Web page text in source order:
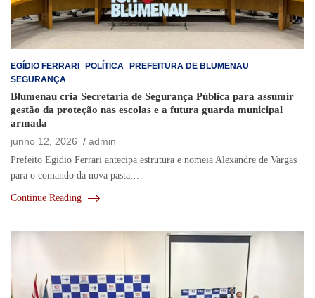
EGÍDIO FERRARI POLÍTICA PREFEITURA DE BLUMENAU
SEGURANÇA
Blumenau cria Secretaria de Segurança Pública para assumir
gestão da proteção nas escolas e a futura guarda municipal
armada
junho 12, 2026
admin
Prefeito Egidio Ferrari antecipa estrutura e nomeia Alexandre de Vargas
para o comando da nova pasta;…
Continue Reading